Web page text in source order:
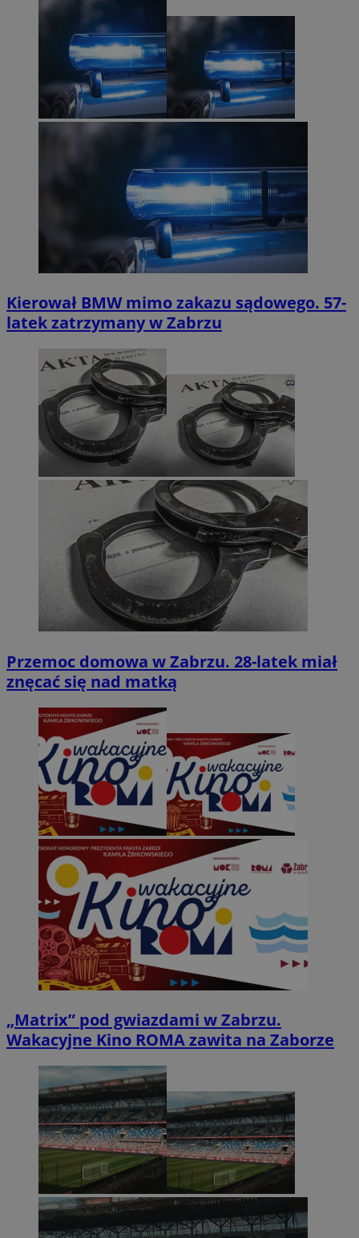
Kierował BMW mimo zakazu sądowego. 57-
latek zatrzymany w Zabrzu
Przemoc domowa w Zabrzu. 28-latek miał
znęcać się nad matką
„Matrix” pod gwiazdami w Zabrzu.
Wakacyjne Kino ROMA zawita na Zaborze